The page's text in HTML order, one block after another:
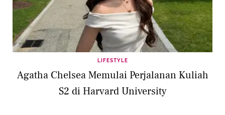
LIFESTYLE
Agatha Chelsea Memulai Perjalanan Kuliah
S2 di Harvard University